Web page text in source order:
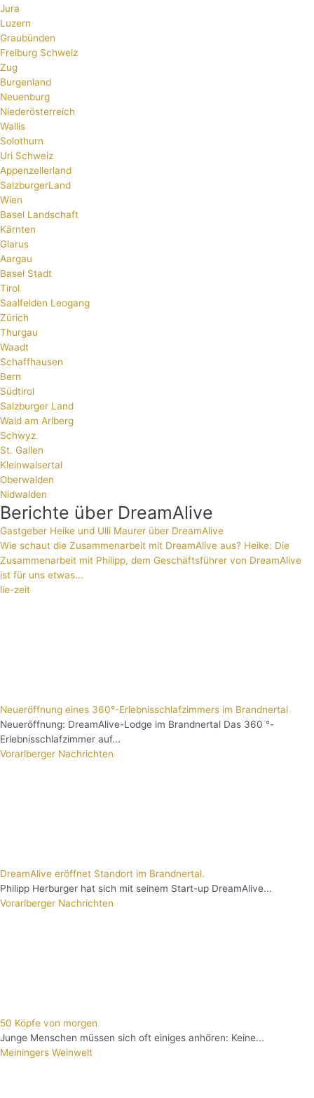
Jura
Luzern
Graubünden
Freiburg Schweiz
Zug
Burgenland
Neuenburg
Niederösterreich
Wallis
Solothurn
Uri Schweiz
Appenzellerland
SalzburgerLand
Wien
Basel Landschaft
Kärnten
Glarus
Aargau
Basel Stadt
Tirol
Saalfelden Leogang
Zürich
Thurgau
Waadt
Schaffhausen
Bern
Südtirol
Salzburger Land
Wald am Arlberg
Schwyz
St. Gallen
Kleinwalsertal
Oberwalden
Nidwalden
Berichte über DreamAlive
Gastgeber Heike und Ulli Maurer über DreamAlive
Wie schaut die Zusammenarbeit mit DreamAlive aus? Heike: Die
Zusammenarbeit mit Philipp, dem Geschäftsführer von DreamAlive
ist für uns etwas...
lie-zeit
Neueröffnung eines 360°-Erlebnisschlafzimmers im Brandnertal
Neueröffnung: DreamAlive-Lodge im Brandnertal Das 360 °-
Erlebnisschlafzimmer auf...
Vorarlberger Nachrichten
DreamAlive eröffnet Standort im Brandnertal.
Philipp Herburger hat sich mit seinem Start-up DreamAlive...
Vorarlberger Nachrichten
50 Köpfe von morgen
Junge Menschen müssen sich oft einiges anhören: Keine...
Meiningers Weinwelt